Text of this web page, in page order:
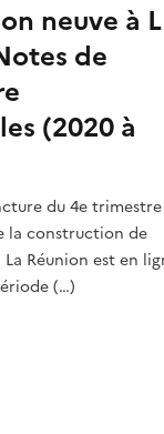
neuve à
de
(2020 à
du 4e trimestre
la construction de
Réunion est en
(…)